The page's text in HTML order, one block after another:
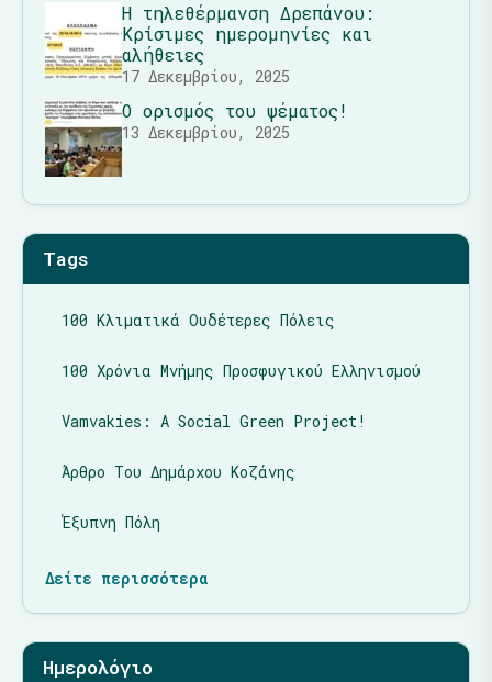
Η τηλεθέρμανση Δρεπάνου:
Κρίσιμες ημερομηνίες και
αλήθειες
17 Δεκεμβρίου, 2025
Ο ορισμός του ψέματος!
13 Δεκεμβρίου, 2025
Tags
100 Κλιματικά Ουδέτερες Πόλεις
100 Χρόνια Μνήμης Προσφυγικού Ελληνισμού
Vamvakies: A Social Green Project!
Άρθρο Του Δημάρχου Κοζάνης
Έξυπνη Πόλη
Δείτε περισσότερα
Ημερολόγιο